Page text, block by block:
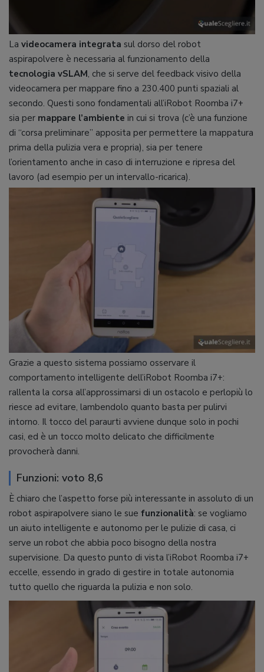
La videocamera integrata sul dorso del robot
aspirapolvere è necessaria al funzionamento della
tecnologia vSLAM, che si serve del feedback visivo della
videocamera per mappare fino a 230.400 punti spaziali al
secondo. Questi sono fondamentali all’iRobot Roomba i7+
sia per mappare l’ambiente in cui si trova (c’è una funzione
di “corsa preliminare” apposita per permettere la mappatura
prima della pulizia vera e propria), sia per tenere
l’orientamento anche in caso di interruzione e ripresa del
lavoro (ad esempio per un intervallo-ricarica).
Grazie a questo sistema possiamo osservare il
comportamento intelligente dell’iRobot Roomba i7+:
rallenta la corsa all’approssimarsi di un ostacolo e perlopiù lo
riesce ad evitare, lambendolo quanto basta per pulirvi
intorno. Il tocco del paraurti avviene dunque solo in pochi
casi, ed è un tocco molto delicato che difficilmente
provocherà danni.
Funzioni: voto 8,6
È chiaro che l’aspetto forse più interessante in assoluto di un
robot aspirapolvere siano le sue funzionalità: se vogliamo
un aiuto intelligente e autonomo per le pulizie di casa, ci
serve un robot che abbia poco bisogno della nostra
supervisione. Da questo punto di vista l’iRobot Roomba i7+
eccelle, essendo in grado di gestire in totale autonomia
tutto quello che riguarda la pulizia e non solo.